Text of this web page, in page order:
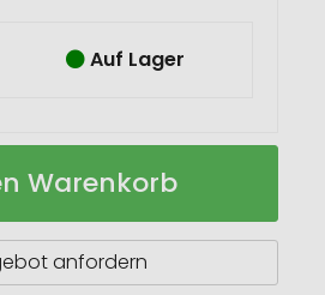
Auf Lager
Warenkorb
anfordern